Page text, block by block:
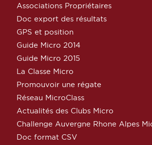
Associations Propriétaires
Doc export des résultats
GPS et position
Guide Micro 2014
Guide Micro 2015
La Classe Micro
Promouvoir une régate
Réseau MicroClass
Actualités des Clubs Micro
Challenge Auvergne Rhone Alpes
Doc format CSV